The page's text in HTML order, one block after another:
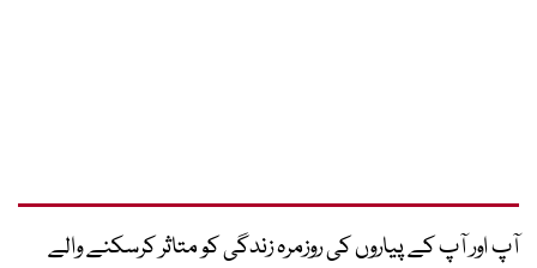
آپ اور آپ کے پیاروں کی روزمرہ زندگی کو متاثر کرسکنے والے